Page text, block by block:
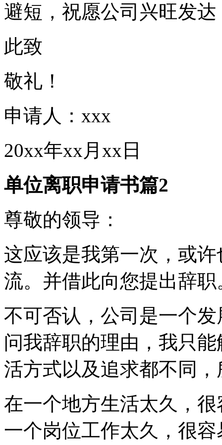
避短，祝愿公司兴旺发达
此致
敬礼！
申请人：xxx
20xx年xx月xx日
单位离职申请书篇2
尊敬的领导：
这应该是我第一次，或
流。并借此向您提出辞职
不可否认，公司是一个
问我辞职的理由，我只
活方式以及追求都不同
在一个地方生活太久，
一个岗位工作太久，很